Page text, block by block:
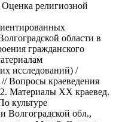
религиозной
области в
гражданского
исследований) /
Вопросы краеведения
Материалы XX краевед.
культуре
Волгоградской обл.,